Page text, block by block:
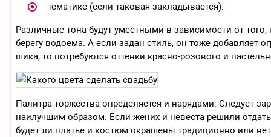
тематике (если таковая закладывается).
Различные тона будут уместными в зависимости от
берегу водоема. А если задан стиль, он тоже добавляет
шика, то потребуются оттенки красно-розового и
Палитра торжества определяется и нарядами. Следует
наилучшим образом. Если жених и невеста решили
будет ли платье и костюм окрашены традиционно или